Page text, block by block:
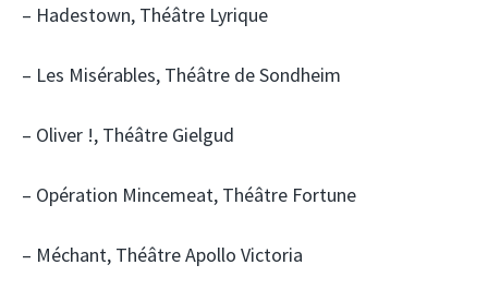
– Hadestown, Théâtre Lyrique
– Les Misérables, Théâtre de Sondheim
– Oliver !, Théâtre Gielgud
– Opération Mincemeat, Théâtre Fortune
– Méchant, Théâtre Apollo Victoria